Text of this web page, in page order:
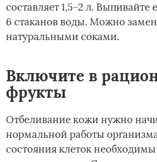
составляет 1,5–2 л.
6 стаканов воды. Можно
натуральными соками.
Включите в
фрукты
Отбеливание кожи нужно
нормальной работы
состояния клеток